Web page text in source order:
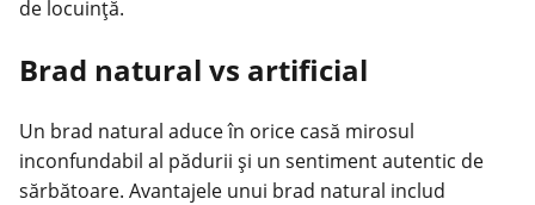
de locuință.
Brad natural vs artificial
Un brad natural aduce în orice casă mirosul
inconfundabil al pădurii și un sentiment autentic de
sărbătoare. Avantajele unui brad natural includ